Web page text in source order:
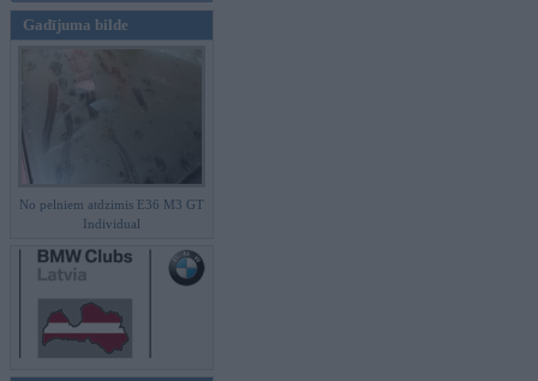
Gadījuma bilde
No pelniem atdzimis E36 M3 GT
Individual